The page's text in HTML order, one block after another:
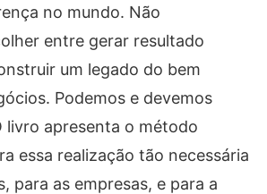
no mundo. Não
entre gerar resultado
um legado do bem
Podemos e devemos
livro apresenta o método
essa realização tão necessária
para as empresas, e para a